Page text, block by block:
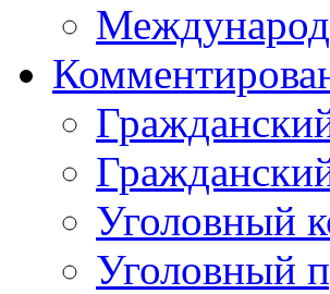
Уголовный
Уголовный